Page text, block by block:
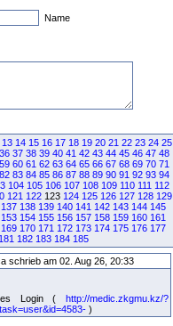
Name
13 14 15 16 17 18 19 20 21 22 23 24 25
36 37 38 39 40 41 42 43 44 45 46 47 48
59 60 61 62 63 64 65 66 67 68 69 70 71
82 83 84 85 86 87 88 89 90 91 92 93 94
104 105 106 107 108 109 110 111 112
121 122123 124 125 126 127 128 129
137 138 139 140 141 142 143 144 145
153 154 155 156 157 158 159 160 161
169 170 171 172 173 174 175 176 177
181 182 183 184 185
schrieb am 02. Aug 26, 20:33
Login ( http://medic.zkgmu.kz/?
)